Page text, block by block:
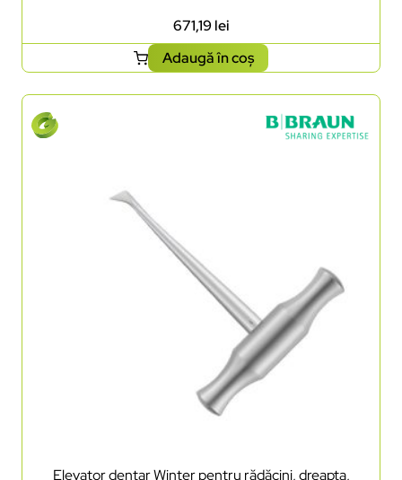
671,19lei
Adaugă în coș
Elevator dentar Winter pentru rădăcini, dreapta,